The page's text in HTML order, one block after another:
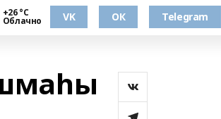
+26 °С
Облачно VK ОК Telegram